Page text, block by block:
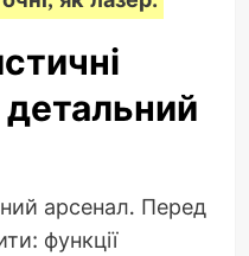
детальний
арсенал. Перед
функції